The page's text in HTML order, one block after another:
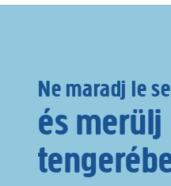
Ne maradj le
és